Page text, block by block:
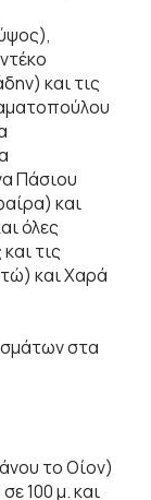
και τις
Πάσιου
και
όλες
τις
και Χαρά
στα
το Οίον)
100 μ. και